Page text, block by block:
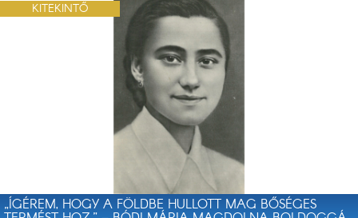
„ÍGÉREM, HOGY A FÖLDBE HULLOTT MAG BŐSÉGES
KITEKINTŐ